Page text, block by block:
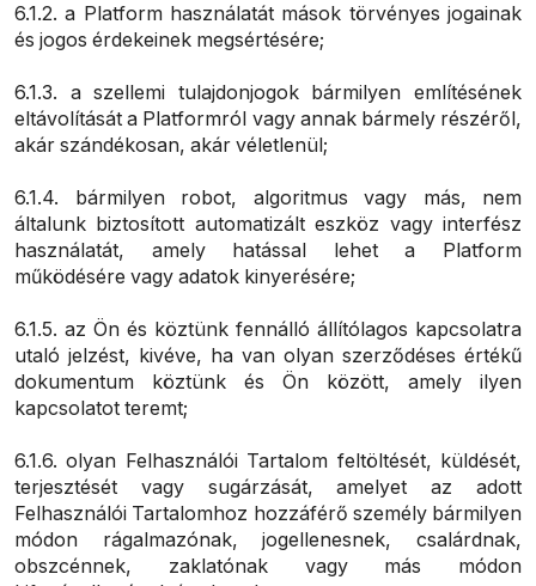
6.1.2. a Platform használatát mások törvényes jogainak
és jogos érdekeinek megsértésére;
6.1.3. a szellemi tulajdonjogok bármilyen említésének
eltávolítását a Platformról vagy annak bármely részéről,
akár szándékosan, akár véletlenül;
6.1.4. bármilyen robot, algoritmus vagy más, nem
általunk biztosított automatizált eszköz vagy interfész
használatát, amely hatással lehet a Platform
működésére vagy adatok kinyerésére;
6.1.5. az Ön és köztünk fennálló állítólagos kapcsolatra
utaló jelzést, kivéve, ha van olyan szerződéses értékű
dokumentum köztünk és Ön között, amely ilyen
kapcsolatot teremt;
6.1.6. olyan Felhasználói Tartalom feltöltését, küldését,
terjesztését vagy sugárzását, amelyet az adott
Felhasználói Tartalomhoz hozzáférő személy bármilyen
módon rágalmazónak, jogellenesnek, csalárdnak,
obszcénnek, zaklatónak vagy más módon